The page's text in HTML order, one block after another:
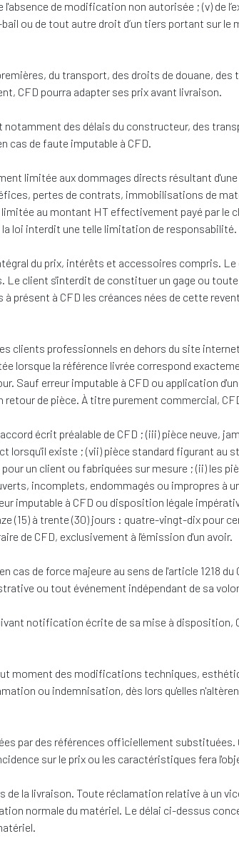
de modification non autorisée ; (v) de
ou de tout autre droit d’un tiers portant sur le
du transport, des droits de douane, des
CFD pourra adapter ses prix avant livraison.
des délais du constructeur, des
cas de faute imputable à CFD.
limitée aux dommages directs résultant
pertes de contrats, immobilisations de
au montant HT effectivement payé par le
loi interdit une telle limitation de responsabilité.
du prix, intérêts et accessoires compris.
client s'interdit de constituer un gage ou
présent à CFD les créances nées de cette
clients professionnels en dehors du site
lorsque la référence livrée correspond
Sauf erreur imputable à CFD ou application
de pièce. À titre purement commercial,
écrit préalable de CFD ; (iii) pièce neuve,
existe ; (vii) pièce standard figurant au
un client ou fabriquées sur mesure ; (ii) les
incomplets, endommagés ou impropres à
imputable à CFD ou disposition légale
(15) à trente (30) jours : quatre-vingt-dix pour
de CFD, exclusivement à l'émission d'un avoir.
cas de force majeure au sens de l'article 1218
ou tout événement indépendant de sa
notification écrite de sa mise à disposition,
moment des modifications techniques,
ou indemnisation, dès lors qu'elles
par des références officiellement substituées.
sur le prix ou les caractéristiques fera
la livraison. Toute réclamation relative à un
normale du matériel. Le délai ci-dessus